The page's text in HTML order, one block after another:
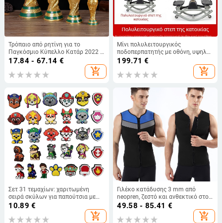
Τρόπαιο από ρητίνη για το
Παγκόσμιο Κύπελλο Κατάρ 2022 –
Κύπελλο Ηρακλή, συλλεκτικό
σουβενίρ ποδοσφαίρου, 36 εκ.
17.84 - 67.14 €
add_shopping_cart
Μίνι πολυλειτουργικός
ποδοπερπατητής με οθόνη, υψηλή
αντοχή φόρτου, οικιακός stepper
199.71 €
add_shopping_cart
Σετ 31 τεμαχίων: χαριτωμένη
σειρά σκύλων για παπούτσια με
οπές, διακοσμητικές αγκράφες με
παπούτσια
10.89 €
add_shopping_cart
Γιλέκο κατάδυσης 3 mm από
neopren, ζεστό και ανθεκτικό στο
κρύο, για άνδρες
49.58 - 85.41 €
add_shopping_cart